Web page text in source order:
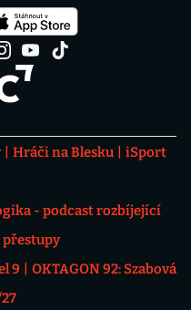
Hráči na Blesku
iSport
- podcast rozbíjející
přestupy
9
OKTAGON 92: Szabová